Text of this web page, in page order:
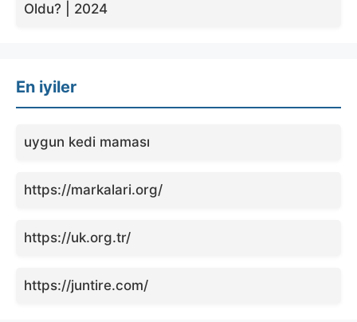
Oldu? | 2024
En iyiler
uygun kedi maması
https://markalari.org/
https://uk.org.tr/
https://juntire.com/